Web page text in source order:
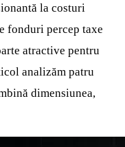
la costuri
fonduri percep taxe
atractive pentru
analizăm patru
dimensiunea,